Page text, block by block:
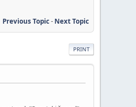
Previous Topic- Next Topic
PRINT